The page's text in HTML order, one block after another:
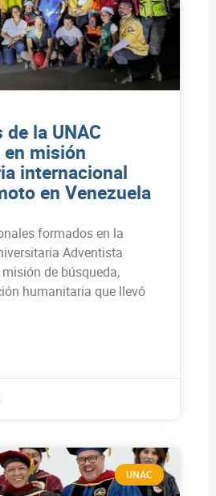
de la UNAC
misión
internacional
en Venezuela
formados en la
Adventista
de búsqueda,
humanitaria que llevó
UNAC